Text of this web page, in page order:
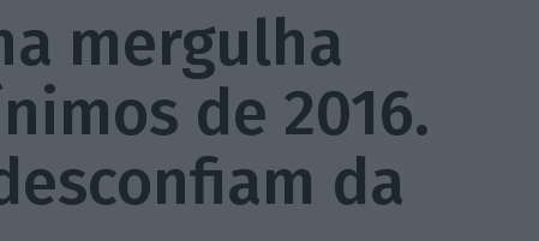
mergulha
de 2016.
da